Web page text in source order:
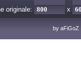
originale: x
by aFiGoZ